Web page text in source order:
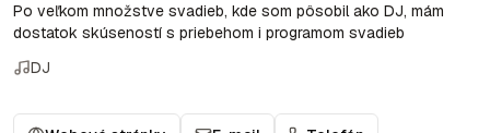
Po veľkom množstve svadieb, kde som pôsobil ako DJ, mám
dostatok skúseností s priebehom i programom svadieb
DJ